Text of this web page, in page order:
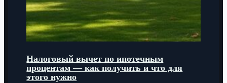
Налоговый вычет по ипотечным
процентам — как получить и что для
этого нужно